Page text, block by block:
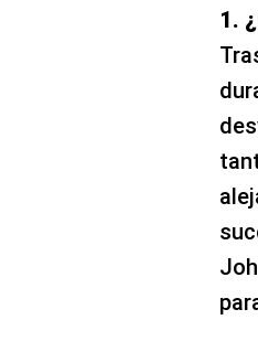
1.